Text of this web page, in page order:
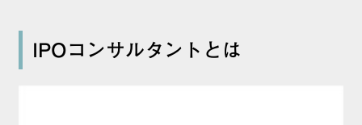
IPOコンサルタントとは